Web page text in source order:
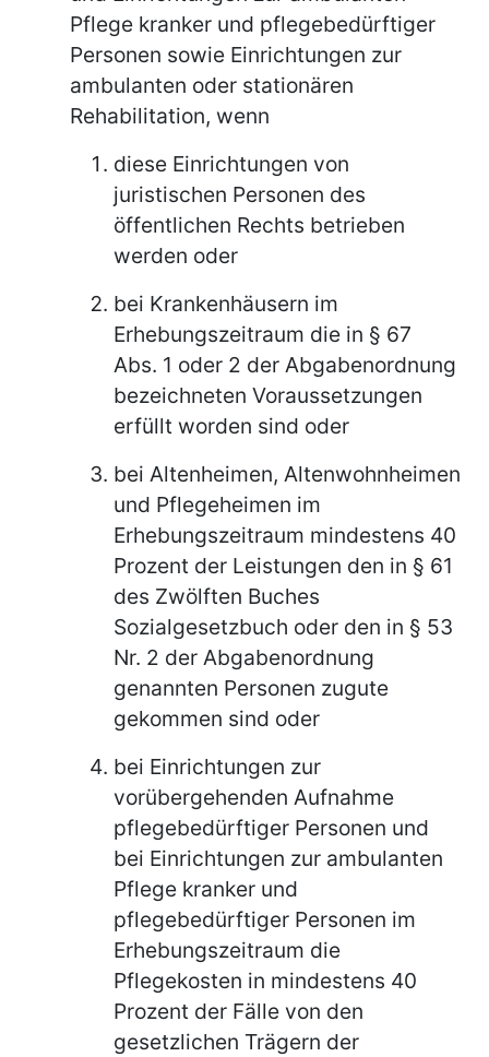
Pflege kranker und pflegebedürftiger
Personen sowie Einrichtungen zur
ambulanten oder stationären
Rehabilitation, wenn
diese Einrichtungen von
juristischen Personen des
öffentlichen Rechts betrieben
werden oder
bei Krankenhäusern im
Erhebungszeitraum die in § 67
Abs. 1 oder 2 der Abgabenordnung
bezeichneten Voraussetzungen
erfüllt worden sind oder
bei Altenheimen, Altenwohnheimen
und Pflegeheimen im
Erhebungszeitraum mindestens 40
Prozent der Leistungen den in § 61
des Zwölften Buches
Sozialgesetzbuch oder den in § 53
Nr. 2 der Abgabenordnung
genannten Personen zugute
gekommen sind oder
bei Einrichtungen zur
vorübergehenden Aufnahme
pflegebedürftiger Personen und
bei Einrichtungen zur ambulanten
Pflege kranker und
pflegebedürftiger Personen im
Erhebungszeitraum die
Pflegekosten in mindestens 40
Prozent der Fälle von den
gesetzlichen Trägern der